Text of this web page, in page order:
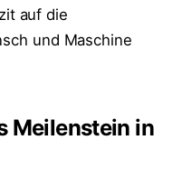
auf die
und Maschine
Meilenstein in